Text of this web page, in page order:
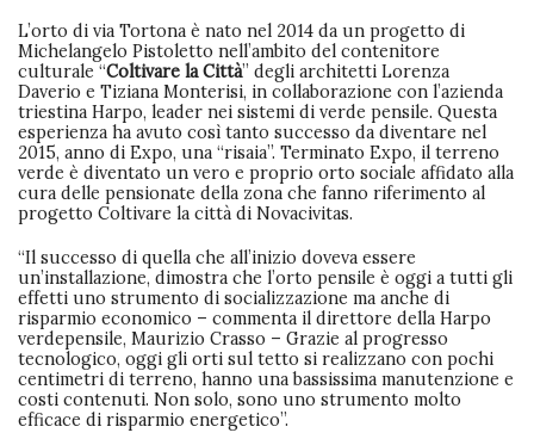
L’orto di via Tortona è nato nel 2014 da un progetto di
Michelangelo Pistoletto nell’ambito del contenitore
culturale “Coltivare la Città” degli architetti Lorenza
Daverio e Tiziana Monterisi, in collaborazione con l’azienda
triestina Harpo, leader nei sistemi di verde pensile. Questa
esperienza ha avuto così tanto successo da diventare nel
2015, anno di Expo, una “risaia”. Terminato Expo, il terreno
verde è diventato un vero e proprio orto sociale affidato alla
cura delle pensionate della zona che fanno riferimento al
progetto Coltivare la città di Novacivitas.
“Il successo di quella che all’inizio doveva essere
un’installazione, dimostra che l’orto pensile è oggi a tutti gli
effetti uno strumento di socializzazione ma anche di
risparmio economico – commenta il direttore della Harpo
verdepensile, Maurizio Crasso – Grazie al progresso
tecnologico, oggi gli orti sul tetto si realizzano con pochi
centimetri di terreno, hanno una bassissima manutenzione e
costi contenuti. Non solo, sono uno strumento molto
efficace di risparmio energetico”.